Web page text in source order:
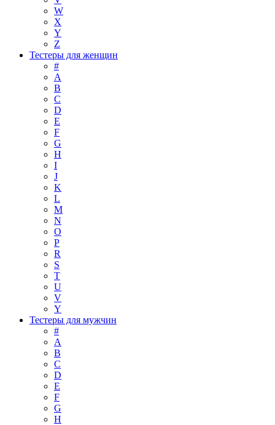
W
X
Y
Z
Тестеры для женщин
#
A
B
C
D
E
F
G
H
I
J
K
L
M
N
O
P
R
S
T
U
V
Y
Тестеры для мужчин
#
A
B
C
D
E
F
G
H